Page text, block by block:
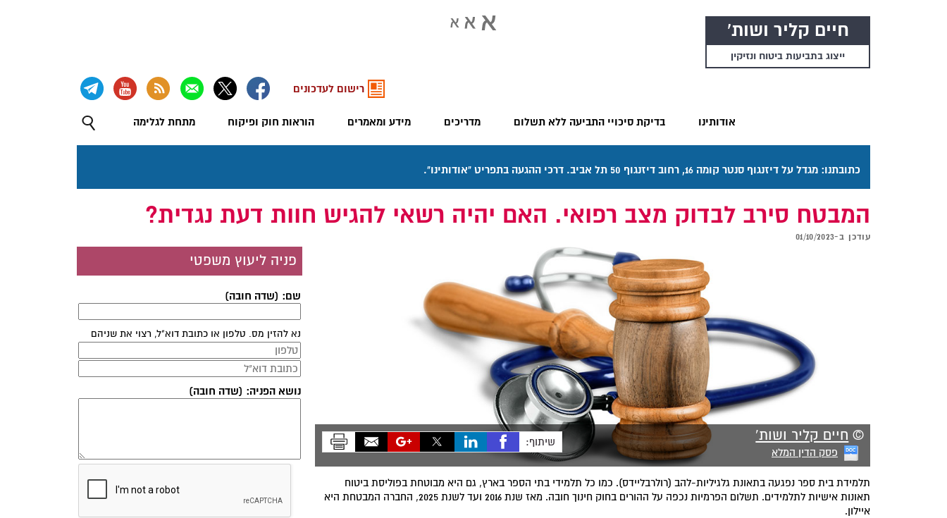
חיים קליר ושות'
ייצוג בתביעות ביטוח ונזיקין
אודותינו בדיקת סיכויי התביעה ללא תשלום מדריכים מידע ומאמרים הוראות חוק ופיקוח מתחת לגלימה
רישום לעדכונים
כתובתנו: מגדל על דיזנגוף סנטר קומה 16, רחוב דיזנגוף 50 תל אביב. דרכי ההגעה בתפריט "אודותינו".
המבטח סירב לבדוק מצב רפואי. האם יהיה רשאי להגיש חוות דעת נגדית?
עודכן ב-01/10/2023
© חיים קליר ושות'
פסק הדין המלא
שיתוף:
תלמידת בית ספר נפגעה בתאונת גלגיליות-להב (רולרבליידס). כמו כל תלמידי בתי הספר בארץ, גם היא מבוטחת בפוליסת ביטוח
תאונות אישיות לתלמידים. תשלום הפרמיות נכפה על ההורים בחוק חינוך חובה. מאז שנת 2016 ועד לשנת 2025, החברה המבטחת היא
איילון.
פניה ליעוץ משפטי
שם: (שדה חובה)
נא להזין מס. טלפון או כתובת דוא"ל, רצוי את שניהם
נושא הפניה: (שדה חובה)